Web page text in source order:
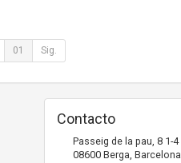
01 Sig.
Contacto
Passeig de la pau, 8 1-4
08600 Berga, Barcelona